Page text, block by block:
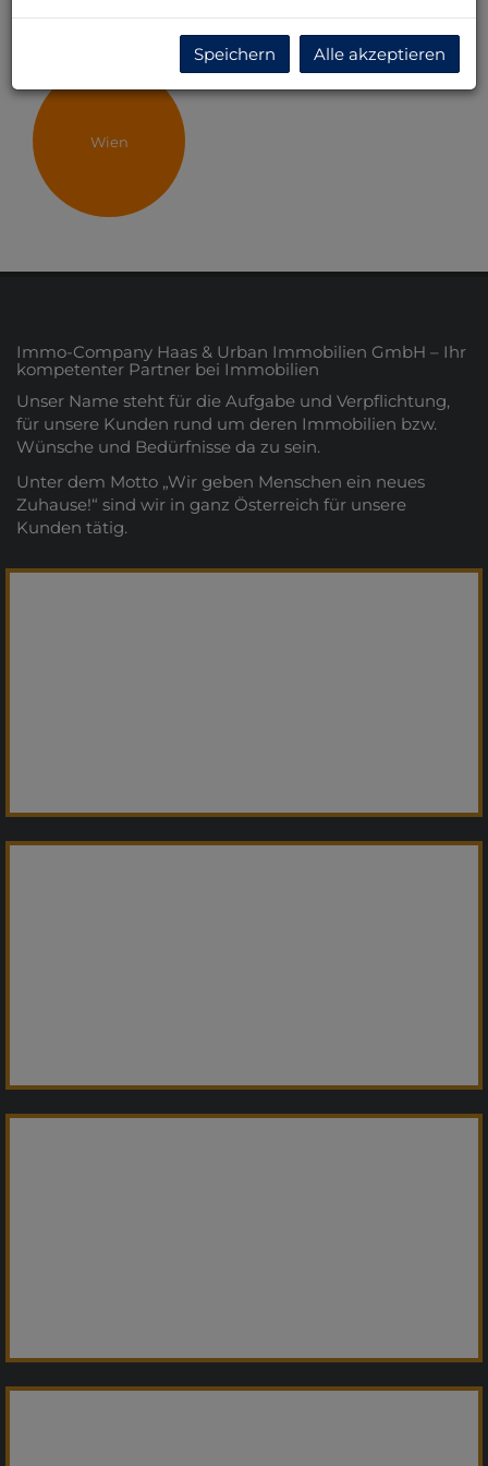
empfehlen, der Immobiliendienstleistungen benötigt.
Wien
Immo-Company Haas & Urban Immobilien GmbH – Ihr
kompetenter Partner bei Immobilien
Unser Name steht für die Aufgabe und Verpflichtung,
für unsere Kunden rund um deren Immobilien bzw.
Wünsche und Bedürfnisse da zu sein.
Unter dem Motto „Wir geben Menschen ein neues
Zuhause!“ sind wir in ganz Österreich für unsere
Kunden tätig.
Speichern Alle akzeptieren